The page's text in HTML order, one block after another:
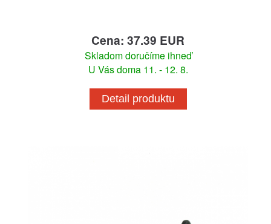
Cena: 37.39 EUR
Skladom doručíme ihneď
U Vás doma 11. - 12. 8.
Detail produktu